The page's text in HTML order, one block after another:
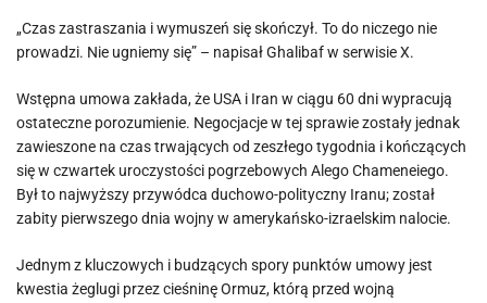
„Czas zastraszania i wymuszeń się skończył. To do niczego nie
prowadzi. Nie ugniemy się” – napisał Ghalibaf w serwisie X.
Wstępna umowa zakłada, że USA i Iran w ciągu 60 dni wypracują
ostateczne porozumienie. Negocjacje w tej sprawie zostały jednak
zawieszone na czas trwających od zeszłego tygodnia i kończących
się w czwartek uroczystości pogrzebowych Alego Chameneiego.
Był to najwyższy przywódca duchowo-polityczny Iranu; został
zabity pierwszego dnia wojny w amerykańsko-izraelskim nalocie.
Jednym z kluczowych i budzących spory punktów umowy jest
kwestia żeglugi przez cieśninę Ormuz, którą przed wojną